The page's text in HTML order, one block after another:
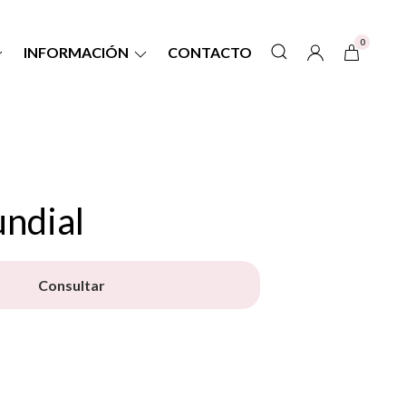
INFORMACIÓN CONTACTO
0
Consultar